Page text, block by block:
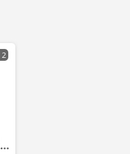
2
Log Max 043113 Vänster kvistkniv Logmax